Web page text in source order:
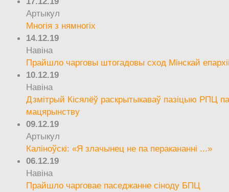
Артыкул
Многія з нямногіх
14.12.19
Навіна
Прайшло чарговы штогадовы сход Мінскай
10.12.19
Навіна
Дзмітрый Кісялёў раскрытыкаваў пазіцыю РПЦ
мацярынству
09.12.19
Артыкул
Каліноўскі: «Я злачынец не па перакананні ...»
06.12.19
Навіна
Прайшло чарговае паседжанне сіноду БПЦ